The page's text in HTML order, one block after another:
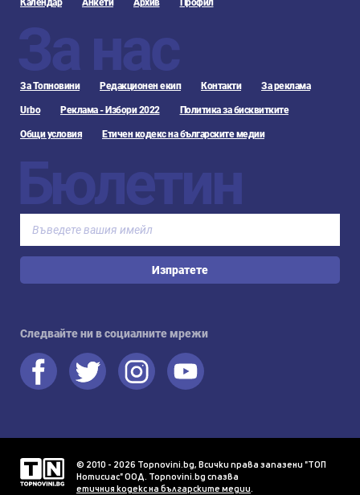
Календар Анкети Архив Профил
За нас
За Топновини Редакционен екип Контакти За реклама
Urbo Реклама - Избори 2022 Политика за бисквитките
Общи условия Етичен кодекс на българските медии
Бюлетин
Изпратете
Следвайте ни в социалните мрежи
© 2010 - 2026 Topnovini.bg, Всички права запазени "ТОП
Нотисиас" ООД. Topnovini.bg спазва
етичния кодекс на българските медии.